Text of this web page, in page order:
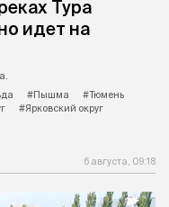
Тура
идет на
#Пышма
#Тюмень
#Ярковский округ
6 августа, 09:18